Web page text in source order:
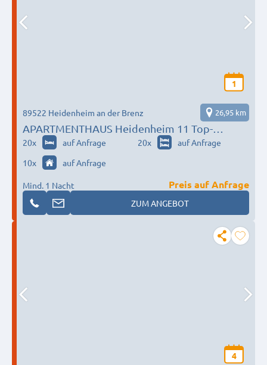
1
APARTMENTHAUS Heidenheim 11 Top-
Wohnungen für Ihre Mitarbeiter
89522 Heidenheim an der Brenz 26,95 km
20x auf Anfrage 20x
auf Anfrage
10x auf Anfrage
Mind. 1 Nacht
Preis auf Anfrage
ZUM ANGEBOT
4